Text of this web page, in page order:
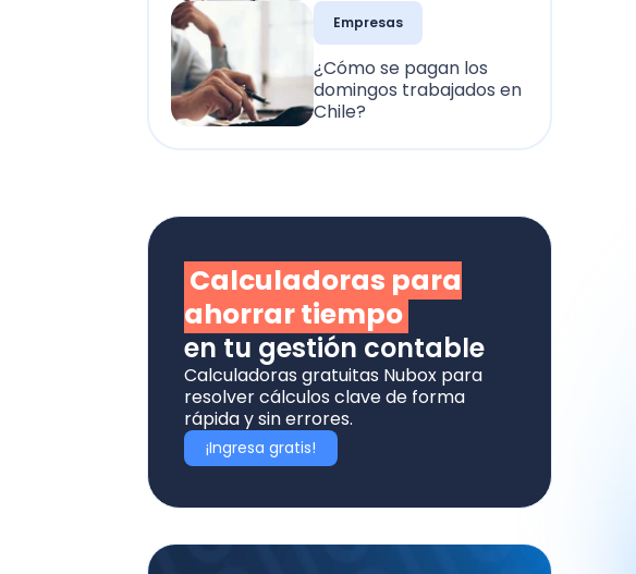
Empresas
¿Cómo se pagan los
domingos trabajados en
Chile?
Calculadoras para
ahorrar tiempo
en tu gestión contable
Calculadoras gratuitas Nubox para
resolver cálculos clave de forma
rápida y sin errores.
¡Ingresa gratis!